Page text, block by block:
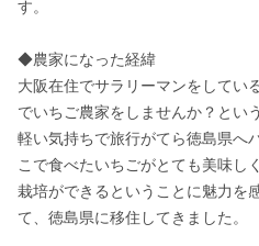
す。
◆農家になった経緯
大阪在住でサラリーマンをしてい
でいちご農家をしませんか？とい
軽い気持ちで旅行がてら徳島県へ
こで食べたいちごがとても美味し
栽培ができるということに魅力を
て、徳島県に移住してきました。